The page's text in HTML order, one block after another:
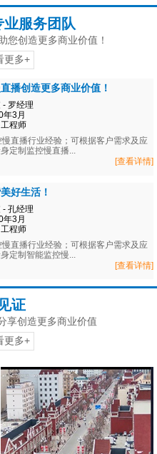
服务团队
您创造更多商业价值！
更多+
播创造更多商业价值！
- 罗经理
年3月
程师
直播行业经验；可根据客户需求及应
定制监控慢直播...
[查看详情]
好生活！
- 孔经理
年3月
程师
直播行业经验；可根据客户需求及应
定制智能监控慢...
[查看详情]
证
享创造更多商业价值
更多+